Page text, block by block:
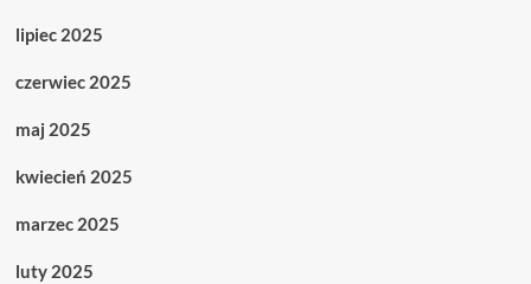
lipiec 2025
czerwiec 2025
maj 2025
kwiecień 2025
marzec 2025
luty 2025